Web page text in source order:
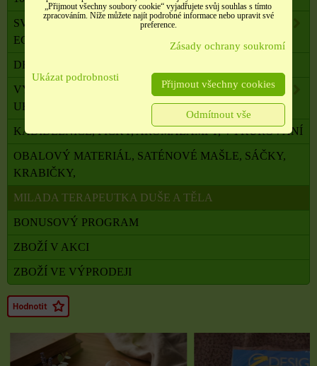
SVÍČKY Z PALMOVÉHO A SÓJOVÉHO VOSKU
ECO
DRAHÉ A LÉČIVÉ KAMENY
VYKUŘOVADLA, VONNÉ TYČINKY A ŠIŠKY,
UHLÍKY
KADIDELNICE, PÍCKY, AROMALAMPY, VYKUŘOVÁNÍ
OBALOVÝ MATERIÁL, SATÉNOVÉ MAŠLE, SÁČKY,
KRABIČKY,
MILADA TERAPEUTKA DUŠE A TĚLA
BONUSOVÝ PROGRAM
ZBOŽÍ V AKCI
ZBOŽÍ VE VÝPRODEJI
„Přijmout všechny soubory cookie“ vyjadřujete svůj souhlas s tímto
zpracováním. Níže můžete najít podrobné informace nebo upravit své
preference.
Zásady ochrany soukromí
Ukázat podrobnosti
Přijmout všechny cookies
Odmítnout vše